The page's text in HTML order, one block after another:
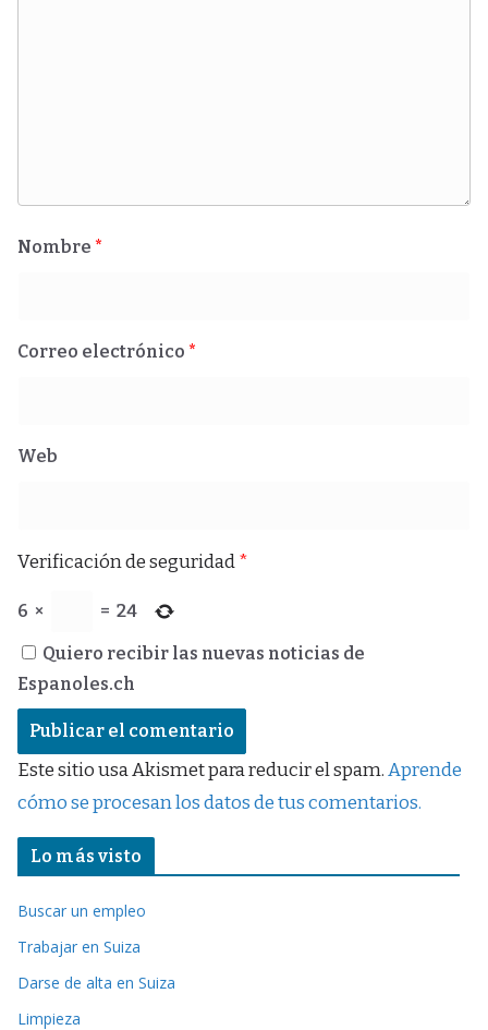
Nombre *
Correo electrónico *
Web
Verificación de seguridad*
6 × = 24
Quiero recibir las nuevas noticias de
Espanoles.ch
Este sitio usa Akismet para reducir el spam.Aprende
cómo se procesan los datos de tus comentarios.
Lo más visto
Buscar un empleo
Trabajar en Suiza
Darse de alta en Suiza
Limpieza